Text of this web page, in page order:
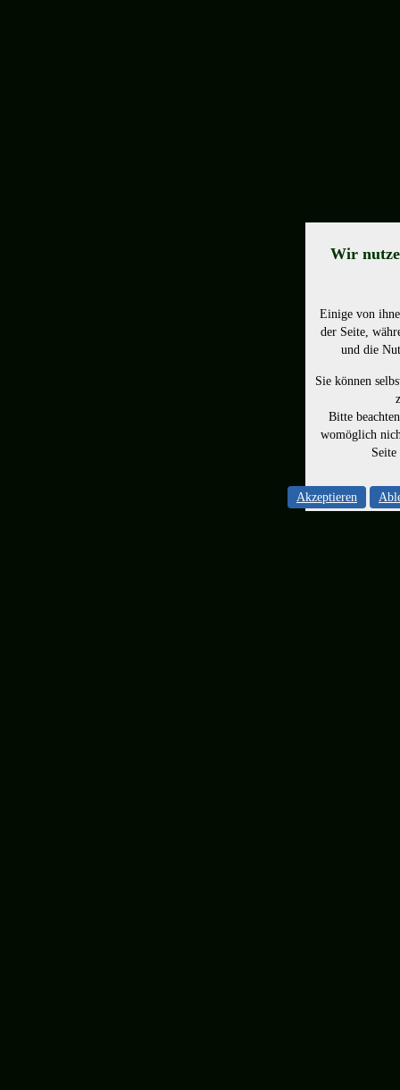
Wir
Einige von
der Seite,
und die
Sie können
Bitte
womöglich
Akzeptieren